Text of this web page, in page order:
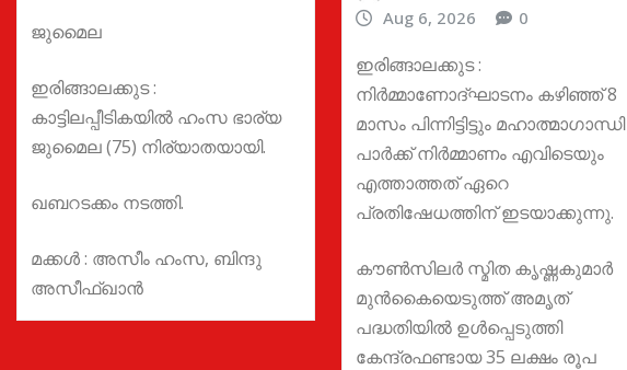
ജുമൈല
ഇരിങ്ങാലക്കുട :
കാട്ടിലപ്പീടികയിൽ ഹംസ ഭാര്യ
ജുമൈല (75) നിര്യാതയായി.
ഖബറടക്കം നടത്തി.
മക്കൾ : അസീം ഹംസ, ബിന്ദു
അസീഫ്ഖാൻ
Aug 6, 2026
0
ഇരിങ്ങാലക്കുട :
നിർമ്മാണോദ്ഘാടനം കഴിഞ്ഞ് 8
മാസം പിന്നിട്ടിട്ടും മഹാത്മാഗാന്ധി
പാർക്ക് നിർമ്മാണം എവിടെയും
എത്താത്തത് ഏറെ
പ്രതിഷേധത്തിന് ഇടയാക്കുന്നു.
കൗൺസിലർ സ്മിത കൃഷ്ണകുമാർ
മുൻകൈയെടുത്ത് അമൃത്
പദ്ധതിയിൽ ഉൾപ്പെടുത്തി
കേന്ദ്രഫണ്ടായ 35 ലക്ഷം രൂപ